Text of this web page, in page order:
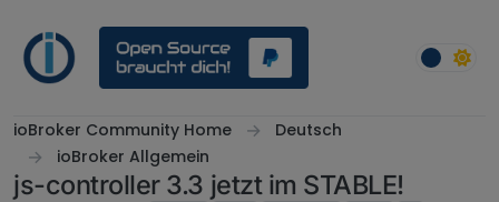
ioBroker Community Home
Deutsch
ioBroker Allgemein
js-controller 3.3 jetzt im STABLE!